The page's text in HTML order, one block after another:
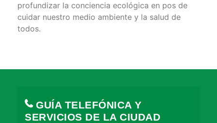
profundizar la conciencia ecológica en pos de
cuidar nuestro medio ambiente y la salud de
todos.
GUÍA TELEFÓNICA Y
SERVICIOS DE LA CIUDAD